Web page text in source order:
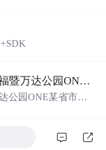
控制策略，确保在
维持母线电压稳
模型，验证了控制策
能质量水平。; 适
能源系统基础知识
员，以及从事光伏
48V直流微网的电
某省市热气球生活艺术节活动策划方案.pptx
公园ONE某省市热